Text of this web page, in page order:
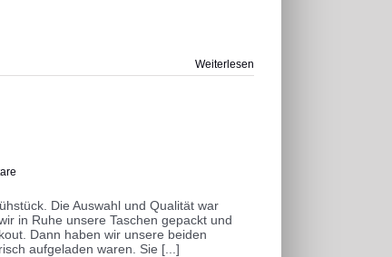
Weiterlesen
Die Auswahl und Qualität war
in Ruhe unsere Taschen gepackt und
Dann haben wir unsere beiden
aufgeladen waren. Sie [...]